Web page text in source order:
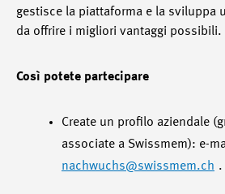
gestisce la piattaforma e la sviluppa
da offrire i migliori vantaggi possibili.
Così potete partecipare
Create un profilo aziendale
associate a Swissmem): e-
nachwuchs@swissmem.ch .